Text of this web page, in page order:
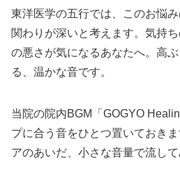
東洋医学の五行では、このお悩
関わりが深いと考えます。気持
の悪さが気になるあなたへ。高
る、温かな音です。
当院の院内BGM「GOGYO
プに合う音をひとつ置いておき
アのあいだ、小さな音量で流して